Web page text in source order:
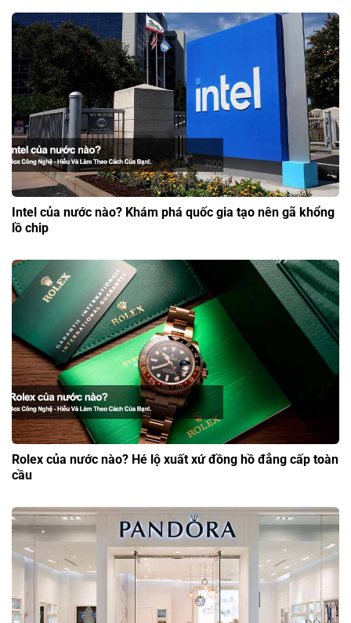
Intel của nước nào? Khám phá quốc gia tạo nên gã khổng
lồ chip
Rolex của nước nào? Hé lộ xuất xứ đồng hồ đẳng cấp toàn
cầu